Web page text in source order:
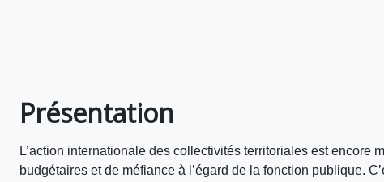
Présentation
L’action internationale des collectivités territoriales est encore
budgétaires et de méfiance à l’égard de la fonction publique.